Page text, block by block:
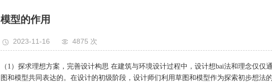
模型的作用
2023-11-16 4875 次
（1）探求理想方案，完善设计构思 在建筑与环境设计过程中，设计想bai法和理念仅
图和模型共同表达的。在设计的初级阶段，设计师们利用草图和模型作为探索初步想法